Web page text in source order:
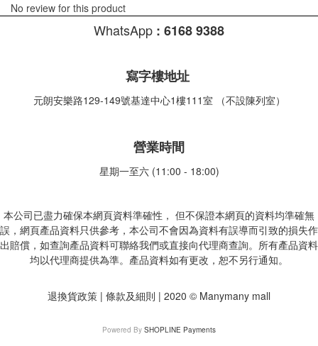
No review for this product
WhatsApp : 6168 9388
寫字樓地址
元朗安樂路129-149號基達中心1樓111室 （不設陳列室）
營業時間
星期一至六 (11:00 - 18:00)
本公司已盡力確保本網頁資料準確性， 但不保證本網頁的資料均準確無
誤，網頁產品資料只供參考，本公司不會因為資料有誤導而引致的損失作
出賠償，如查詢產品資料可聯絡我們或直接向代理商查詢。所有產品資料
均以代理商提供為準。產品資料如有更改，恕不另行通知。
退換貨政策 | 條款及細則 | 2020 © Manymany mall
Powered By SHOPLINE Payments